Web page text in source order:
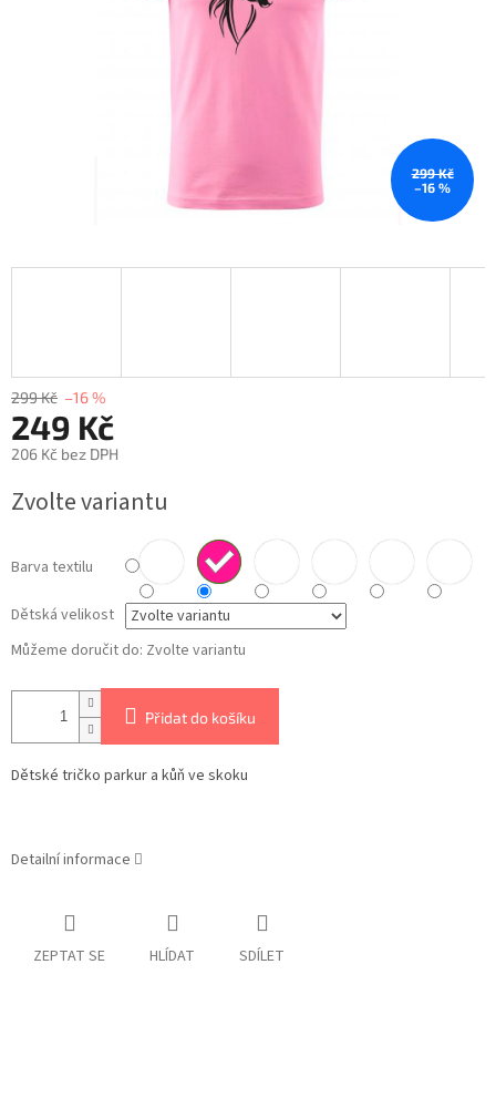
299 Kč
–16 %
299 Kč –16 %
249 Kč
206 Kč bez DPH
cena:
Zvolte variantu
Barva textilu
Dětská velikost
Můžeme doručit do: Zvolte variantu
Přidat do košíku
Dětské tričko parkur a kůň ve skoku
Detailní informace
ZEPTAT SE HLÍDAT SDÍLET